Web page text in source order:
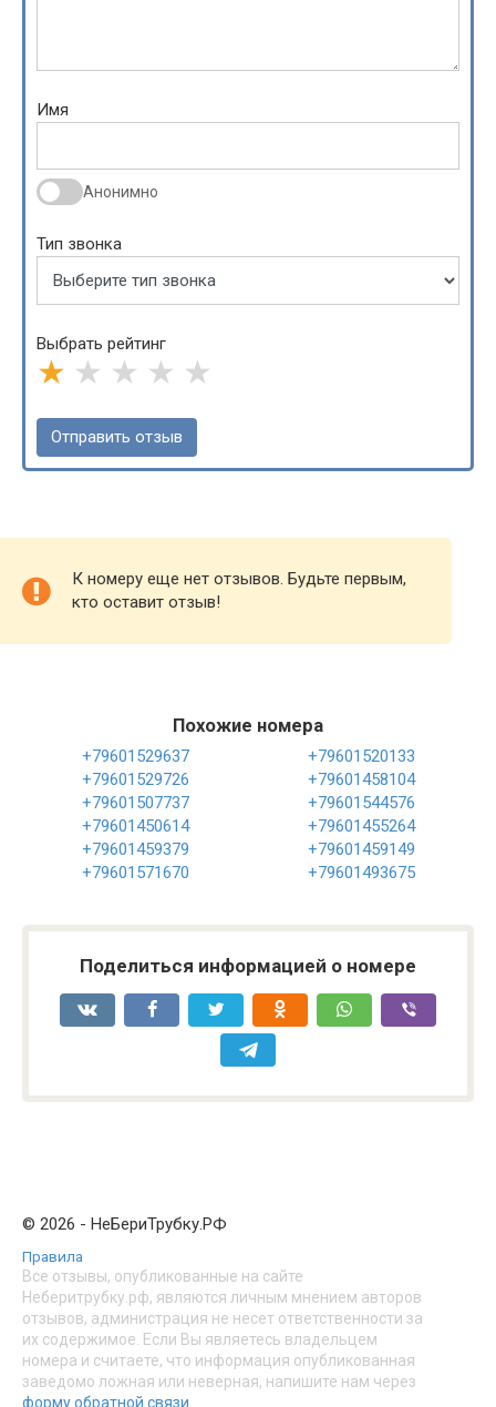
Имя
Анонимно
Тип звонка
Выбрать рейтинг
★ ★ ★ ★ ★
К номеру еще нет отзывов. Будьте первым,
кто оставит отзыв!
Похожие номера
+79601529637
+79601520133
+79601529726
+79601458104
+79601507737
+79601544576
+79601450614
+79601455264
+79601459379
+79601459149
+79601571670
+79601493675
Поделиться информацией о номере
© 2026 - НеБериТрубку.РФ
Правила
Все отзывы, опубликованные на сайте
Неберитрубку.рф, являются личным мнением авторов
отзывов, администрация не несет ответственности за
их содержимое. Если Вы являетесь владельцем
номера и считаете, что информация опубликованная
заведомо ложная или неверная, напишите нам через
форму обратной связи